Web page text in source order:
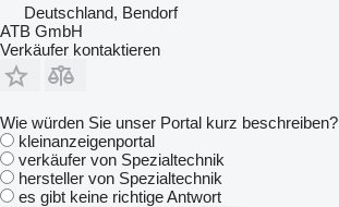
Deutschland, Bendorf
ATB GmbH
Verkäufer kontaktieren
Wie würden Sie unser Portal kurz beschreiben?
kleinanzeigenportal
verkäufer von Spezialtechnik
hersteller von Spezialtechnik
es gibt keine richtige Antwort